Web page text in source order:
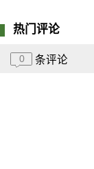
热门评论
0 条评论